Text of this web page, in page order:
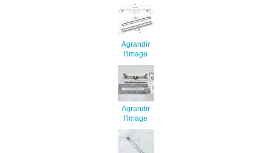
Agrandir
l'image
Agrandir
l'image